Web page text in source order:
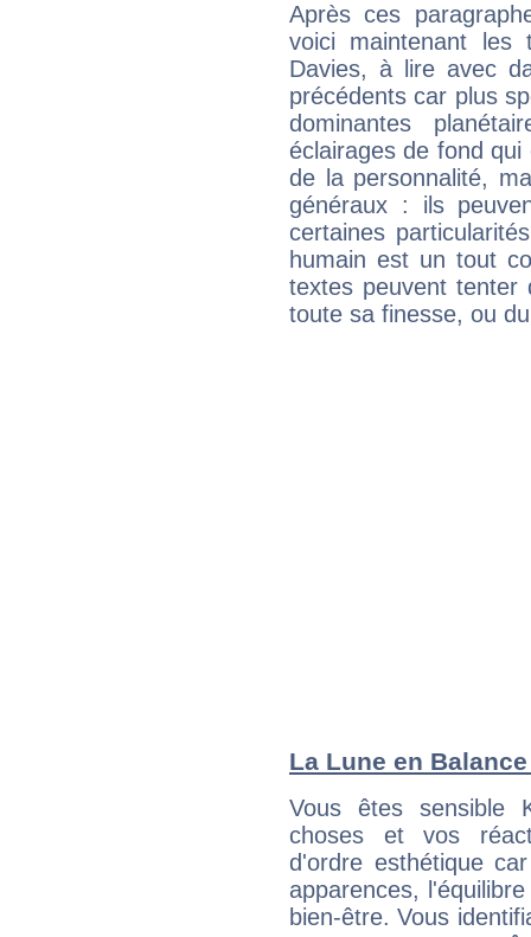
Après ces
voici maintenant les
Davies, à lire avec
précédents car plus
dominantes
éclairages de fond
de la personnalité,
généraux : ils
certaines
humain est un tout
textes peuvent tenter
toute sa finesse, ou
La Lune en
Vous êtes sensible
choses et vos
d'ordre esthétique
apparences,
bien-être. Vous